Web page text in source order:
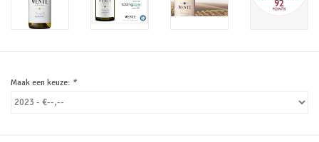
Maak een keuze: *